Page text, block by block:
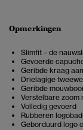
Opmerkingen
Slimfit – de
Gevoerde
Geribde kraag
Drielagige
Geribde
Verstelbare
Volledig gevoerd
Rubberen
Geborduurd logo